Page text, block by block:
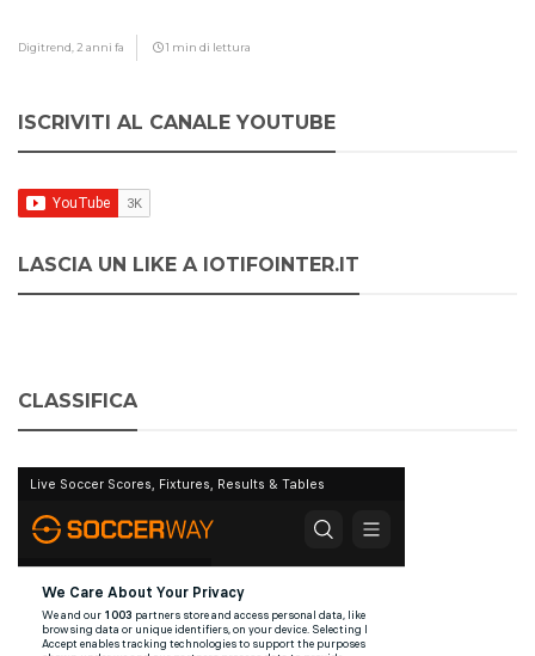
Digitrend, 2 anni fa 1 min di lettura
ISCRIVITI AL CANALE YOUTUBE
LASCIA UN LIKE A IOTIFOINTER.IT
CLASSIFICA